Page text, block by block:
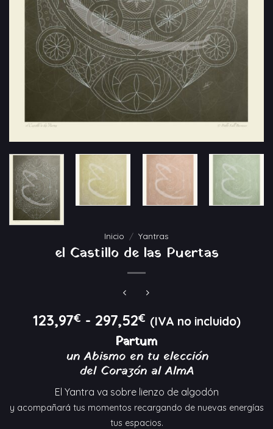
Inicio / Yantras
el Castillo de las Puertas
123,97€ - 297,52€Rango
de
precios:
desde
123,97€
hasta
297,52€
(IVA no incluido)
Partum
un Abismo en tu elección
del Corazón al AlmA
El Yantra va sobre lienzo de algodón
y acompañará tus momentos recargando de nuevas energías
tus espacios.